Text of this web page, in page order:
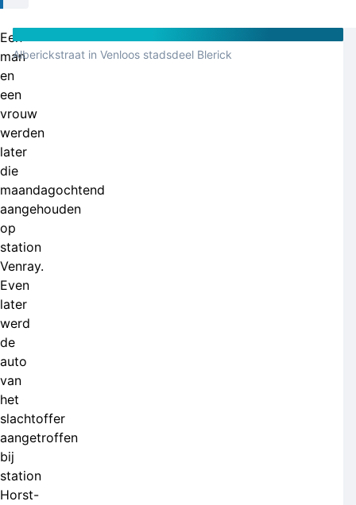
Een
man
en
een
vrouw
werden
later
die
maandagochtend
aangehouden
op
station
Venray.
Even
later
werd
de
auto
van
het
slachtoffer
aangetroffen
bij
station
Horst-
Alberickstraat in Venloos stadsdeel Blerick